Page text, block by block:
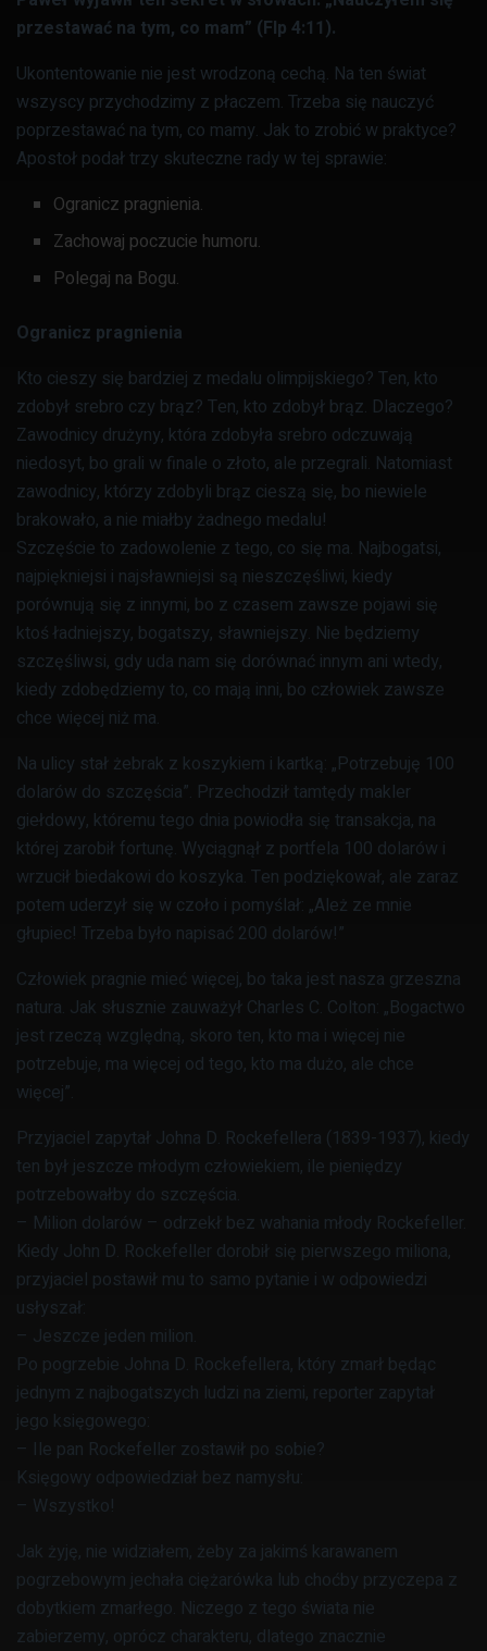
przestawać na tym, co mam” (Flp 4:11).
Ukontentowanie nie jest wrodzoną cechą. Na ten świat
wszyscy przychodzimy z płaczem. Trzeba się nauczyć
poprzestawać na tym, co mamy. Jak to zrobić w praktyce?
Apostoł podał trzy skuteczne rady w tej sprawie:
Ogranicz pragnienia.
Zachowaj poczucie humoru.
Polegaj na Bogu.
Ogranicz pragnienia
Kto cieszy się bardziej z medalu olimpijskiego? Ten, kto
zdobył srebro czy brąz? Ten, kto zdobył brąz. Dlaczego?
Zawodnicy drużyny, która zdobyła srebro odczuwają
niedosyt, bo grali w finale o złoto, ale przegrali. Natomiast
zawodnicy, którzy zdobyli brąz cieszą się, bo niewiele
brakowało, a nie miałby żadnego medalu!
Szczęście to zadowolenie z tego, co się ma. Najbogatsi,
najpiękniejsi i najsławniejsi są nieszczęśliwi, kiedy
porównują się z innymi, bo z czasem zawsze pojawi się
ktoś ładniejszy, bogatszy, sławniejszy. Nie będziemy
szczęśliwsi, gdy uda nam się dorównać innym ani wtedy,
kiedy zdobędziemy to, co mają inni, bo człowiek zawsze
chce więcej niż ma.
Na ulicy stał żebrak z koszykiem i kartką: „Potrzebuję 100
dolarów do szczęścia”. Przechodził tamtędy makler
giełdowy, któremu tego dnia powiodła się transakcja, na
której zarobił fortunę. Wyciągnął z portfela 100 dolarów i
wrzucił biedakowi do koszyka. Ten podziękował, ale zaraz
potem uderzył się w czoło i pomyślał: „Ależ ze mnie
głupiec! Trzeba było napisać 200 dolarów!”
Człowiek pragnie mieć więcej, bo taka jest nasza grzeszna
natura. Jak słusznie zauważył Charles C. Colton: „Bogactwo
jest rzeczą względną, skoro ten, kto ma i więcej nie
potrzebuje, ma więcej od tego, kto ma dużo, ale chce
więcej”.
Przyjaciel zapytał Johna D. Rockefellera (1839-1937), kiedy
ten był jeszcze młodym człowiekiem, ile pieniędzy
potrzebowałby do szczęścia.
– Milion dolarów – odrzekł bez wahania młody Rockefeller.
Kiedy John D. Rockefeller dorobił się pierwszego miliona,
przyjaciel postawił mu to samo pytanie i w odpowiedzi
usłyszał:
– Jeszcze jeden milion.
Po pogrzebie Johna D. Rockefellera, który zmarł będąc
jednym z najbogatszych ludzi na ziemi, reporter zapytał
jego księgowego:
– Ile pan Rockefeller zostawił po sobie?
Księgowy odpowiedział bez namysłu:
– Wszystko!
Jak żyję, nie widziałem, żeby za jakimś karawanem
pogrzebowym jechała ciężarówka lub choćby przyczepa z
dobytkiem zmarłego. Niczego z tego świata nie
zabierzemy, oprócz charakteru, dlatego znacznie